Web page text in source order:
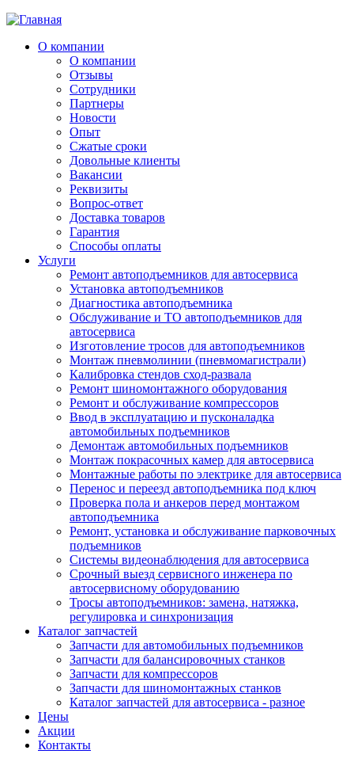
О компании
О компании
Отзывы
Сотрудники
Партнеры
Новости
Опыт
Сжатые сроки
Довольные клиенты
Вакансии
Реквизиты
Вопрос-ответ
Доставка товаров
Гарантия
Способы оплаты
Услуги
Ремонт автоподъемников для автосервиса
Установка автоподъемников
Диагностика автоподъемника
Обслуживание и ТО автоподъемников для
автосервиса
Изготовление тросов для автоподъемников
Монтаж пневмолинии (пневмомагистрали)
Калибровка стендов сход-развала
Ремонт шиномонтажного оборудования
Ремонт и обслуживание компрессоров
Ввод в эксплуатацию и пусконаладка
автомобильных подъемников
Демонтаж автомобильных подъемников
Монтаж покрасочных камер для автосервиса
Монтажные работы по электрике для автосервиса
Перенос и переезд автоподъемника под ключ
Проверка пола и анкеров перед монтажом
автоподъемника
Ремонт, установка и обслуживание парковочных
подъемников
Системы видеонаблюдения для автосервиса
Срочный выезд сервисного инженера по
автосервисному оборудованию
Тросы автоподъемников: замена, натяжка,
регулировка и синхронизация
Каталог запчастей
Запчасти для автомобильных подъемников
Запчасти для балансировочных станков
Запчасти для компрессоров
Запчасти для шиномонтажных станков
Каталог запчастей для автосервиса - разное
Цены
Акции
Контакты